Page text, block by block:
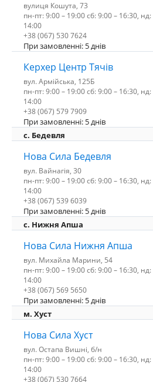
вулиця Кошута, 73
пн-пт: 9:00 – 19:00 сб: 9:00 – 16:30,
14:00
+38 (067) 530 7624
При замовленні: 5 днів
Керхер Центр Тячів
вул. Армійська, 125Б
пн-пт: 9:00 – 19:00 сб: 9:00 – 16:30,
14:00
+38 (067) 579 7909
При замовленні: 5 днів
c. Бедевля
Нова Сила Бедевля
вул. Вайнагія, 30
пн-пт: 9:00 – 19:00 сб: 9:00 – 16:30,
14:00
+38 (067) 539 6039
При замовленні: 5 днів
с. Нижня Апша
Нова Сила Нижня Апша
вул. Михайла Марини, 54
пн-пт: 9:00 – 19:00 сб: 9:00 – 16:30,
14:00
+38 (067) 569 5650
При замовленні: 5 днів
м. Хуст
Нова Сила Хуст
вул. Остапа Вишні, б/н
пн-пт: 9:00 – 19:00 сб: 9:00 – 16:30,
14:00
+38 (067) 530 7664